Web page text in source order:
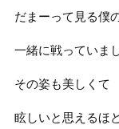
だまーって見る僕
一緒に戦っていま
その姿も美しくて
眩しいと思えるほ